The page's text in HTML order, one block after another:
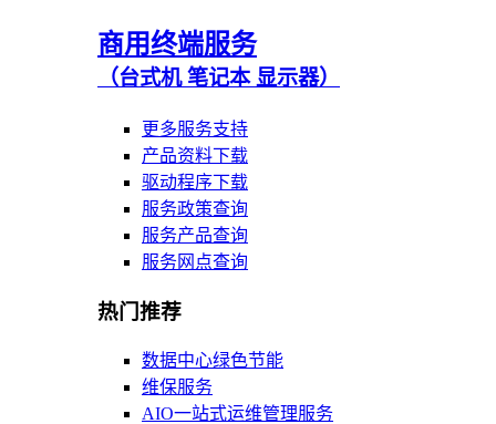
商用终端服务
（台式机 笔记本 显示器）
更多服务支持
产品资料下载
驱动程序下载
服务政策查询
服务产品查询
服务网点查询
热门推荐
数据中心绿色节能
维保服务
AIO一站式运维管理服务